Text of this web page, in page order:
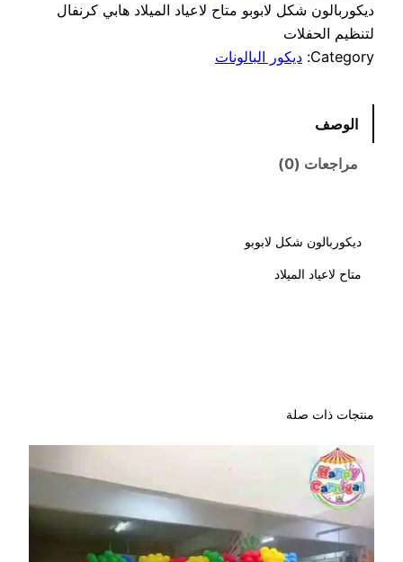
ديكوربالون شكل لابوبو متاح لاعياد الميلاد هابي كرنفال
لتنظيم الحفلات
Category: ديكور البالونات
الوصف
مراجعات (0)
ديكوربالون شكل لابوبو
متاح لاعياد الميلاد
منتجات ذات صلة